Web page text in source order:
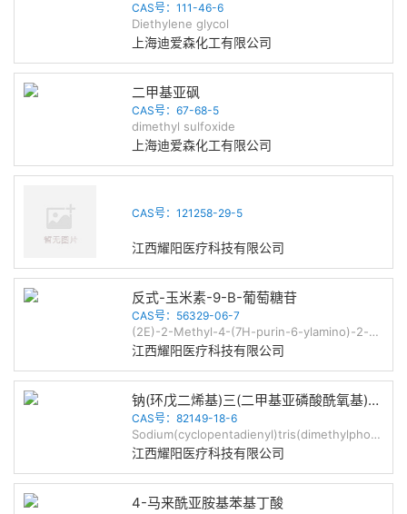
CAS号：111-46-6
Diethylene glycol
上海迪爱森化工有限公司
二甲基亚砜
CAS号：67-68-5
dimethyl sulfoxide
上海迪爱森化工有限公司
CAS号：121258-29-5
江西耀阳医疗科技有限公司
反式-玉米素-9-Β-葡萄糖苷
CAS号：56329-06-7
(2E)-2-Methyl-4-(7H-purin-6-ylamino)-2-buten-1-yl β-D-glucopyrano side
江西耀阳医疗科技有限公司
钠(环戊二烯基)三(二甲基亚磷酸酰氧基)钴(I)
CAS号：82149-18-6
Sodium(cyclopentadienyl)tris(dimethylphosphito)cobaltate(I)
江西耀阳医疗科技有限公司
4-马来酰亚胺基苯基丁酸